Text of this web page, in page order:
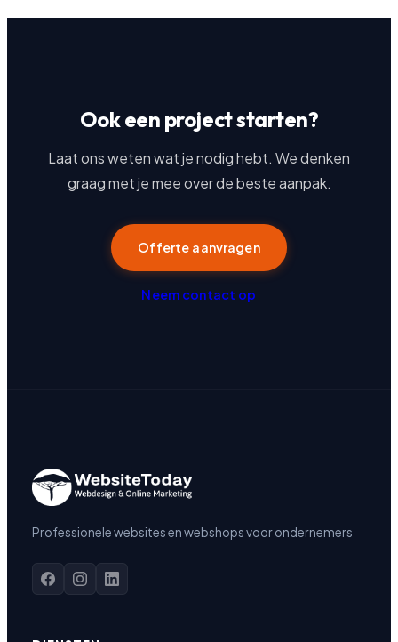
Ook een project starten?
Laat ons weten wat je nodig hebt. We denken
graag met je mee over de beste aanpak.
Offerte aanvragen
Neem contact op
Professionele websites en webshops voor ondernemers